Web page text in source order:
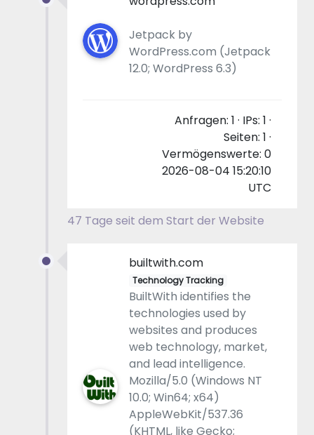
Jetpack by
WordPress.com (Jetpack
12.0; WordPress 6.3)
Anfragen: 1 · IPs: 1 ·
Seiten: 1 ·
Vermögenswerte: 0
2026-08-04 15:20:10
UTC
47 Tage seit dem Start der Website
builtwith.com
Technology Tracking
BuiltWith identifies the
technologies used by
websites and produces
web technology, market,
and lead intelligence.
Mozilla/5.0 (Windows NT
10.0; Win64; x64)
AppleWebKit/537.36
(KHTML, like Gecko;